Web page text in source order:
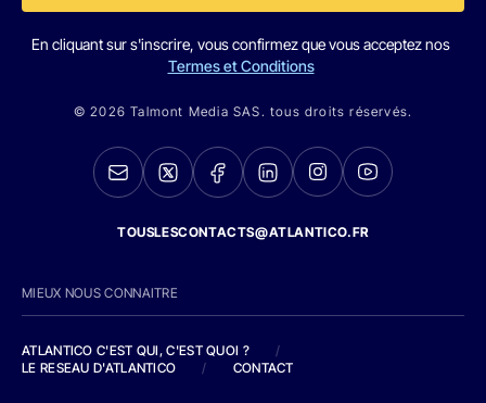
En cliquant sur s'inscrire, vous confirmez que vous acceptez nos
Termes et Conditions
© 2026 Talmont Media SAS. tous droits réservés.
TOUSLESCONTACTS@ATLANTICO.FR
MIEUX NOUS CONNAITRE
ATLANTICO C'EST QUI, C'EST QUOI ?
/
LE RESEAU D'ATLANTICO
/ CONTACT